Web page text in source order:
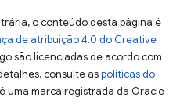
o conteúdo desta página é
de atribuição 4.0 do Creative
são licenciadas de acordo com
consulte aspolíticas do
uma marca registrada da Oracle